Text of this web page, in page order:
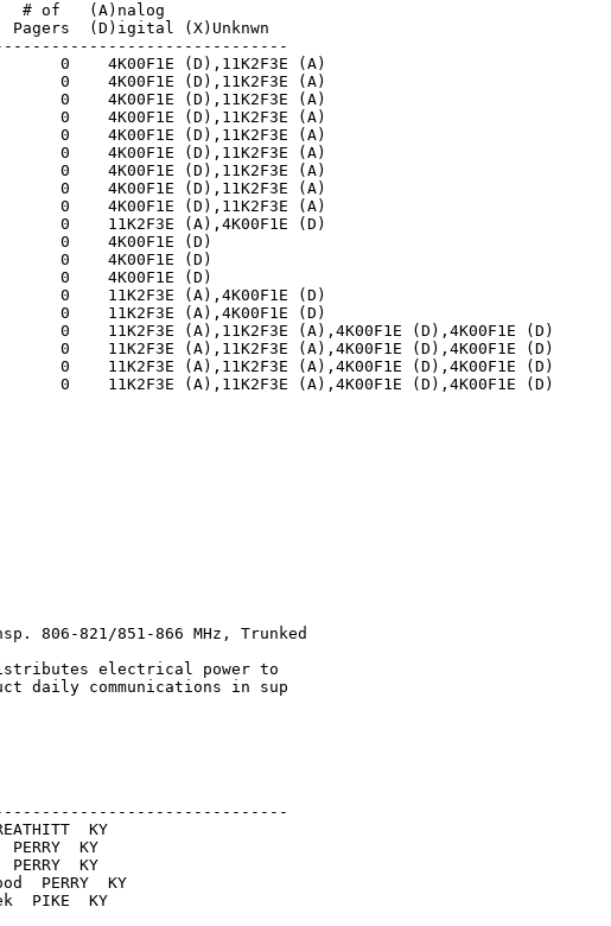
# of   (A)nalog
(D)igital (X)Unknwn
0    4K00F1E (D),11K2F3E (A)
0    4K00F1E (D),11K2F3E (A)
0    4K00F1E (D),11K2F3E (A)
0    4K00F1E (D),11K2F3E (A)
0    4K00F1E (D),11K2F3E (A)
0    4K00F1E (D),11K2F3E (A)
0    4K00F1E (D),11K2F3E (A)
0    4K00F1E (D),11K2F3E (A)
0    4K00F1E (D),11K2F3E (A)
0    11K2F3E (A),4K00F1E (D)
0    4K00F1E (D)
0    4K00F1E (D)
0    4K00F1E (D)
0    11K2F3E (A),4K00F1E (D)
0    11K2F3E (A),4K00F1E (D)
0    11K2F3E (A),11K2F3E (A),4K00F1E (D),4K00F1E (D)
0    11K2F3E (A),11K2F3E (A),4K00F1E (D),4K00F1E (D)
0    11K2F3E (A),11K2F3E (A),4K00F1E (D),4K00F1E (D)
0    11K2F3E (A),11K2F3E (A),4K00F1E (D),4K00F1E (D)
806-821/851-866 MHz, Trunked
electrical power to
daily communications in sup
BREATHITT  KY
PERRY  KY
PERRY  KY
PERRY  KY
PIKE  KY